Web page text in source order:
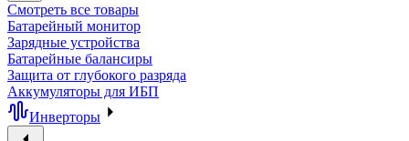
Смотреть все товары
Батарейный монитор
Зарядные устройства
Батарейные балансиры
Защита от глубокого разряда
Аккумуляторы для ИБП
Инверторы